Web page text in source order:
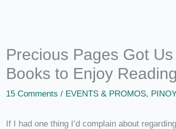
Precious Pages Got
Books to Enjoy
15 Comments / EVENTS & PROMOS,
If I had one thing I’d complain about